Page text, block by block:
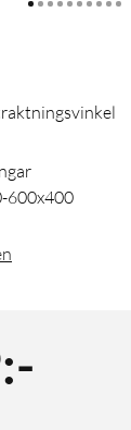
600x400
:-